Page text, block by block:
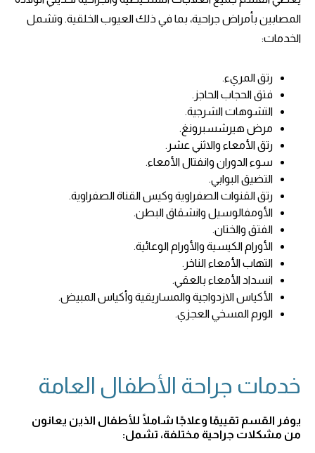
المصابين بأمراض جراحية، بما في ذلك العيوب الخلقية. وتشمل
الخدمات:
رتق المريء.
فتق الحجاب الحاجز.
التشوهات الشرجية.
مرض هيرشسبرونغ.
رتق الأمعاء والاثني عشر.
سوء الدوران وانفتال الأمعاء.
التضيق البوابي.
رتق القنوات الصفراوية وكيس القناة الصفراوية.
الأومفالوسيل وانشقاق البطن.
الفتق والختان.
الأورام الكيسية والأورام الوعائية.
التهاب الأمعاء الناخر.
انسداد الأمعاء بالعقي.
الأكياس الازدواجية والمساريقية وأكياس المبيض.
الورم المسخي العجزي.
خدمات جراحة الأطفال العامة
يوفر القسم تقييمًا وعلاجًا شاملًا للأطفال الذين يعانون
من مشكلات جراحية مختلفة، تشمل: